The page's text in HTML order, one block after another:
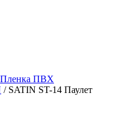
Пленка ПВХ
/ SATIN ST-14 Паулет